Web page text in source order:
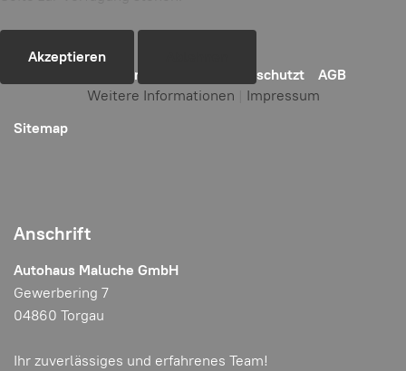
Impressum Datenschutzt AGB
Sitemap
Anschrift
Autohaus Maluche GmbH
Gewerbering 7
04860 Torgau
Ihr zuverlässiges und erfahrenes Team!
Akzeptieren
Weitere Informationen Impressum